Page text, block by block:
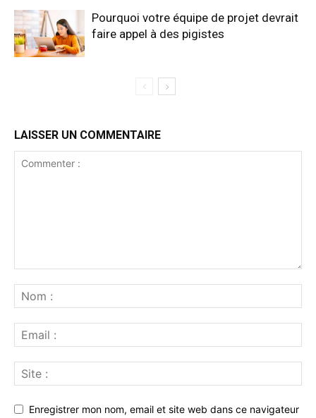
Pourquoi votre équipe de projet devrait
faire appel à des pigistes
LAISSER UN COMMENTAIRE
Enregistrer mon nom, email et site web dans ce navigateur